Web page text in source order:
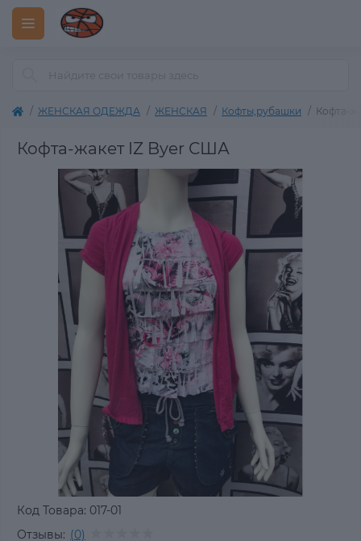
ЖЕНСКАЯ ОДЕЖДА ЖЕНСКАЯ Кофты,рубашки Кофта-
Кофта-жакет IZ Byer США
Код Товара: 017-01
Отзывы: (0)